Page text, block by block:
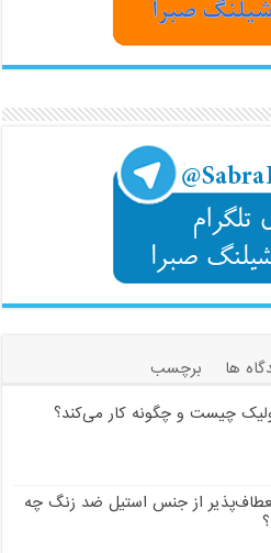
ها
برچسب
چیست و چگونه کار می‌کند؟
از جنس استیل ضد زنگ چه